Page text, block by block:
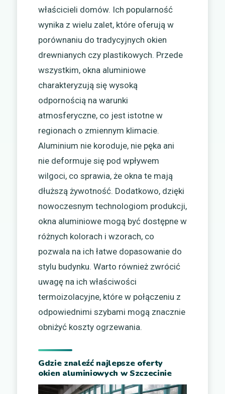
właścicieli domów. Ich popularność
wynika z wielu zalet, które oferują w
porównaniu do tradycyjnych okien
drewnianych czy plastikowych. Przede
wszystkim, okna aluminiowe
charakteryzują się wysoką
odpornością na warunki
atmosferyczne, co jest istotne w
regionach o zmiennym klimacie.
Aluminium nie koroduje, nie pęka ani
nie deformuje się pod wpływem
wilgoci, co sprawia, że okna te mają
dłuższą żywotność. Dodatkowo, dzięki
nowoczesnym technologiom produkcji,
okna aluminiowe mogą być dostępne w
różnych kolorach i wzorach, co
pozwala na ich łatwe dopasowanie do
stylu budynku. Warto również zwrócić
uwagę na ich właściwości
termoizolacyjne, które w połączeniu z
odpowiednimi szybami mogą znacznie
obniżyć koszty ogrzewania.
Gdzie znaleźć najlepsze oferty
okien aluminiowych w Szczecinie